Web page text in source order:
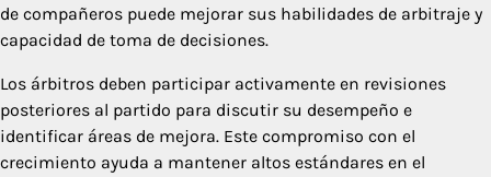
de compañeros puede mejorar sus habilidades de arbitraje y
capacidad de toma de decisiones.
Los árbitros deben participar activamente en revisiones
posteriores al partido para discutir su desempeño e
identificar áreas de mejora. Este compromiso con el
crecimiento ayuda a mantener altos estándares en el